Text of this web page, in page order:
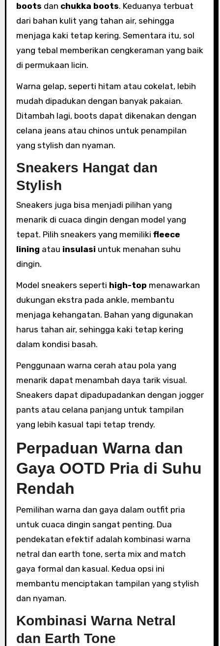
boots dan chukka boots. Keduanya terbuat
dari bahan kulit yang tahan air, sehingga
menjaga kaki tetap kering. Sementara itu, sol
yang tebal memberikan cengkeraman yang baik
di permukaan licin.
Warna gelap, seperti hitam atau cokelat, lebih
mudah dipadukan dengan banyak pakaian.
Ditambah lagi, boots dapat dikenakan dengan
celana jeans atau chinos untuk penampilan
yang stylish dan nyaman.
Sneakers Hangat dan
Stylish
Sneakers juga bisa menjadi pilihan yang
menarik di cuaca dingin dengan model yang
tepat. Pilih sneakers yang memiliki fleece
lining atau insulasi untuk menahan suhu
dingin.
Model sneakers seperti high-top menawarkan
dukungan ekstra pada ankle, membantu
menjaga kehangatan. Bahan yang digunakan
harus tahan air, sehingga kaki tetap kering
dalam kondisi basah.
Penggunaan warna cerah atau pola yang
menarik dapat menambah daya tarik visual.
Sneakers dapat dipadupadankan dengan jogger
pants atau celana panjang untuk tampilan
yang lebih kasual tapi tetap trendy.
Perpaduan Warna dan
Gaya OOTD Pria di Suhu
Rendah
Pemilihan warna dan gaya dalam outfit pria
untuk cuaca dingin sangat penting. Dua
pendekatan efektif adalah kombinasi warna
netral dan earth tone, serta mix and match
gaya formal dan kasual. Kedua opsi ini
membantu menciptakan tampilan yang stylish
dan nyaman.
Kombinasi Warna Netral
dan Earth Tone